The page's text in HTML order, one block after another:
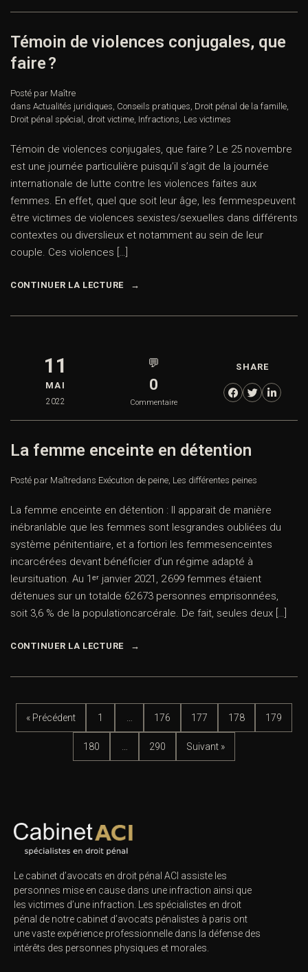
Témoin de violences conjugales, que
faire ?
Posté par Maître
dans Actualités juridiques, Conseils pratiques, Droit pénal de la famille,
Droit pénal spécial , droit victime, Infractions, Les victimes
Témoin de violences conjugales, que faire ? Le 25 novembre
est une journée particulière puisqu’il s’agit de la journée
internationale de lutte contre les violences faites aux
femmes. En effet, quel que soit leur âge, les femmespeuvent
être victimes de violences sexistes/sexuelles dans différents
contextes ou diverslieux et notamment au sein de leur
couple. Ces violences […]
CONTINUER LA LECTURE
11
MAI
2022
💬
0
Commentaire
SHARE
La femme enceinte en détention
Posté par Maîtredans Exécution de peine, Les différentes peines
La femme enceinte en détention : Il apparait de manière
inébranlable que les femmes sont lesgrandes oubliées du
système pénitentiaire, et a fortiori les femmesenceintes
incarcérées devant bénéficier d’un régime adapté à
leursituation. Au 1ᵉʳ janvier 2021, 2 699 femmes étaient
détenues sur un totalde 62 673 personnes emprisonnées,
soit 3,6 % de la populationcarcérale. De fait, seules deux […]
CONTINUER LA LECTURE
« Précédent 1 176 177 178 179
180 290 Suivant »
Le cabinet d’avocats en droit pénal ACI assiste les
personnes mise en cause dans une infraction ainsi que
les victimes d’une infraction. Les spécialistes en droit
pénal de notre cabinet d’avocats pénalistes à paris ont
une vaste expérience professionnelle dans la défense des
intérêts des personnes physiques et morales.